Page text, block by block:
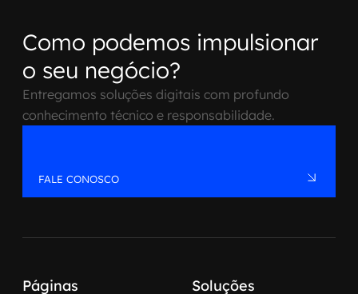
Como podemos impulsionar
o seu negócio?
Entregamos soluções digitais com profundo
conhecimento técnico e responsabilidade.
FALE CONOSCO
Páginas Soluções